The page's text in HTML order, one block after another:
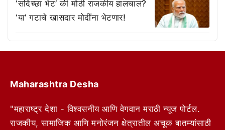
‘सदिच्छा भेट’ की मोठी राजकीय हालचाल?
‘या’ गटाचे खासदार मोदींना भेटणार!
Maharashtra Desha
"महाराष्ट्र देशा - विश्वसनीय आणि वेगवान मराठी न्यूज पोर्टल.
राजकीय, सामाजिक आणि मनोरंजन क्षेत्रातील अचूक बातम्यांसाठी